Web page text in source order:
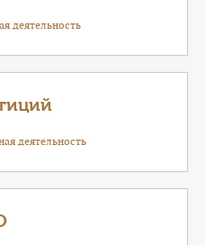
деятельность
деятельность